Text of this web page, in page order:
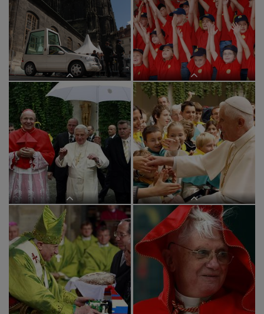
Papstbesuch ? kathbild/G?stl,
Markuspa200709091goe,pa20070909
Papstbesuch ? kathbild/G?stl,
Markuspa200709091goe,pa20070909
Papstbesuch ? kathbild/G?stl,
Markuspa200709091goe,pa20070909
Papstbesuch ? kathbild/G?stl,
Markuspa200709091goe,pa20070909
APAOZE06 - 09092007 - WIEN -
OESTERREICH: ZU APA-TEXT II -
Ankunft von Papst Benedikt XVI. im
Erzbischoeflichen Palais in der
Wiener Innenstadt am Sonntag, 9.
September 2007, anl. des
dreitaegigen Papstbesuches in
Oesterreich. APA-FOTO:
POOL/ROBERT J
APAOZE16 - 09092007 - WIEN -
OESTERREICH: ZU APA-TEXT II -
Papst Benedikt XVI. begruesst bei
seiner Ankunft im Erzbischoeflichen
Palais in der Wiener Innenstadt die
Ministrantinnen und Ministranten
am Sonntag, 9. September 2007,
anl. des dreitaegigen